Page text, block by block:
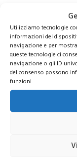
Utilizziamo tecnologie
informazioni del
navigazione e per
queste tecnologie ci
navigazione o gli ID
del consenso possono
funzioni.
Migliori
La scelta degli